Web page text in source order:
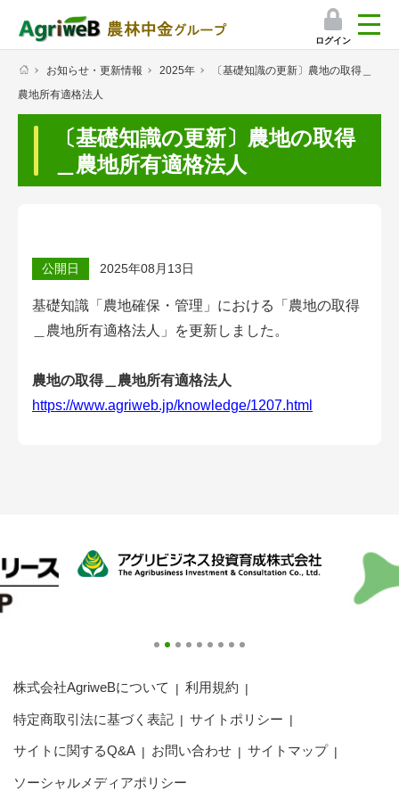
ログイン
検索
マイページ
プレミアムサービス
プレミアムサービスのご紹介
挑戦者たちの奮闘記
会員登録無料 アグリウェブの使い方
農業一問一答
お知らせ・更新情報 2025年
〔基礎知識の更新〕農地の取得＿
農地所有適格法人
〔基礎知識の更新〕農地の取得
＿農地所有適格法人
公開日 2025年08月13日
基礎知識「農地確保・管理」における「農地の取得
＿農地所有適格法人」を更新しました。
農地の取得＿農地所有適格法人
https://www.agriweb.jp/knowledge/1207.html
株式会社AgriweBについて 利用規約
特定商取引法に基づく表記 サイトポリシー
サイトに関するQ&A お問い合わせ サイトマップ
ソーシャルメディアポリシー